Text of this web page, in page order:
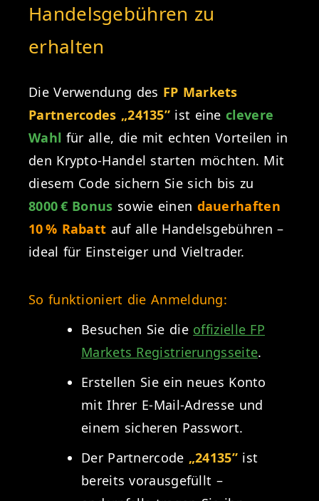
Handelsgebühren zu
erhalten
Die Verwendung des FP Markets
Partnercodes „24135” ist eineclevere
Wahl für alle, die mit echten Vorteilen in
den Krypto-Handel starten möchten. Mit
diesem Code sichern Sie sich bis zu
8000 € Bonus sowie einen dauerhaften
10 % Rabatt auf alle Handelsgebühren –
ideal für Einsteiger und Vieltrader.
So funktioniert die Anmeldung:
Besuchen Sie die offizielle FP
Markets Registrierungsseite.
Erstellen Sie ein neues Konto
mit Ihrer E-Mail-Adresse und
einem sicheren Passwort.
Der Partnercode „24135”ist
bereits vorausgefüllt –